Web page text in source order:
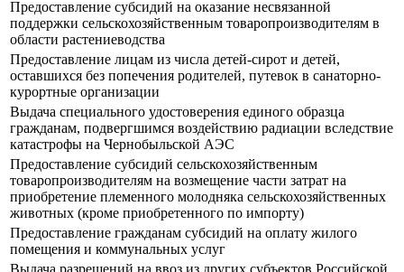
Предоставление субсидий на оказание несвязанной
поддержки сельскохозяйственным товаропроизводителям в
области растениеводства
Предоставление лицам из числа детей-сирот и детей,
оставшихся без попечения родителей, путевок в санаторно-
курортные организации
Выдача специального удостоверения единого образца
гражданам, подвергшимся воздействию радиации вследствие
катастрофы на Чернобыльской АЭС
Предоставление субсидий сельскохозяйственным
товаропроизводителям на возмещение части затрат на
приобретение племенного молодняка сельскохозяйственных
животных (кроме приобретенного по импорту)
Предоставление гражданам субсидий на оплату жилого
помещения и коммунальных услуг